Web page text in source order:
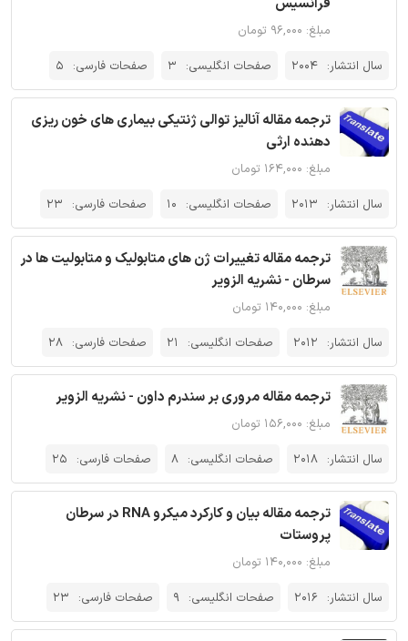
فرانسیس
مبلغ: ۹۶,۰۰۰ تومان
سال انتشار: 2004 صفحات انگلیسی: 3 صفحات فارسی: 5
ترجمه مقاله آنالیز توالی ژنتیکی بیماری های خون ریزی
دهنده ارثی
مبلغ: ۱۶۴,۰۰۰ تومان
سال انتشار: 2013 صفحات انگلیسی: 10 صفحات فارسی: 23
ترجمه مقاله تغییرات ژن های متابولیک و متابولیت ها در
سرطان - نشریه الزویر
مبلغ: ۱۴۰,۰۰۰ تومان
سال انتشار: 2012 صفحات انگلیسی: 21 صفحات فارسی: 28
ترجمه مقاله مروری بر سندرم داون - نشریه الزویر
مبلغ: ۱۵۶,۰۰۰ تومان
سال انتشار: 2018 صفحات انگلیسی: 8 صفحات فارسی: 25
ترجمه مقاله بیان و کارکرد میکرو RNA در سرطان
پروستات
مبلغ: ۱۴۰,۰۰۰ تومان
سال انتشار: 2016 صفحات انگلیسی: 9 صفحات فارسی: 23